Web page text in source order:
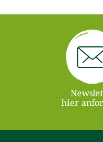
hier